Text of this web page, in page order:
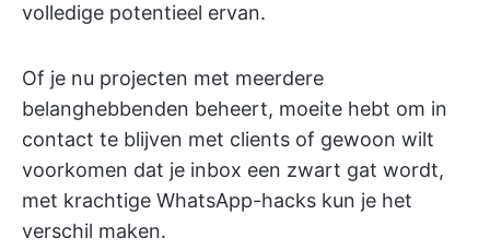
volledige potentieel ervan.
Of je nu projecten met meerdere
belanghebbenden beheert, moeite hebt om in
contact te blijven met clients of gewoon wilt
voorkomen dat je inbox een zwart gat wordt,
met krachtige WhatsApp-hacks kun je het
verschil maken.